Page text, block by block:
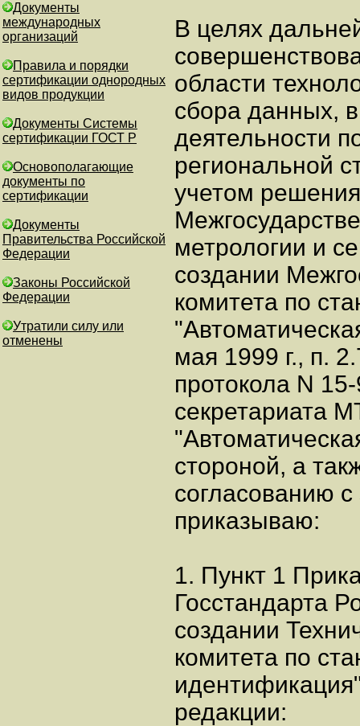
Документы
международных
организаций
Правила и порядки
сертификации однородных
видов продукции
Документы Системы
сертификации ГОСТ Р
Основополагающие
документы по
сертификации
Документы
Правительства Российской
Федерации
Законы Российской
Федерации
Утратили силу или
отменены
В целях
области
сбора данных,
деятельности
региональной
учетом
метрологии и
создании
комитета по
мая 1999 г., п.
протокола N
секретариата
стороной, а
согласованию
приказываю:
1. Пункт 1
Госстандарта
создании
комитета по
редакции: